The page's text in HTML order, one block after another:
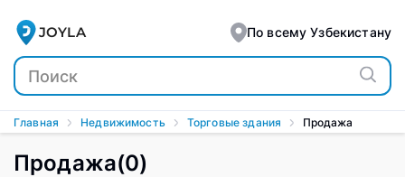
JOYLA По всему Узбекистану
Главная Недвижимость Торговые здания Продажа
Продажа(0)